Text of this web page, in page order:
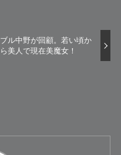
ブル中野が回顧。若い頃か
ら美人で現在美魔女！